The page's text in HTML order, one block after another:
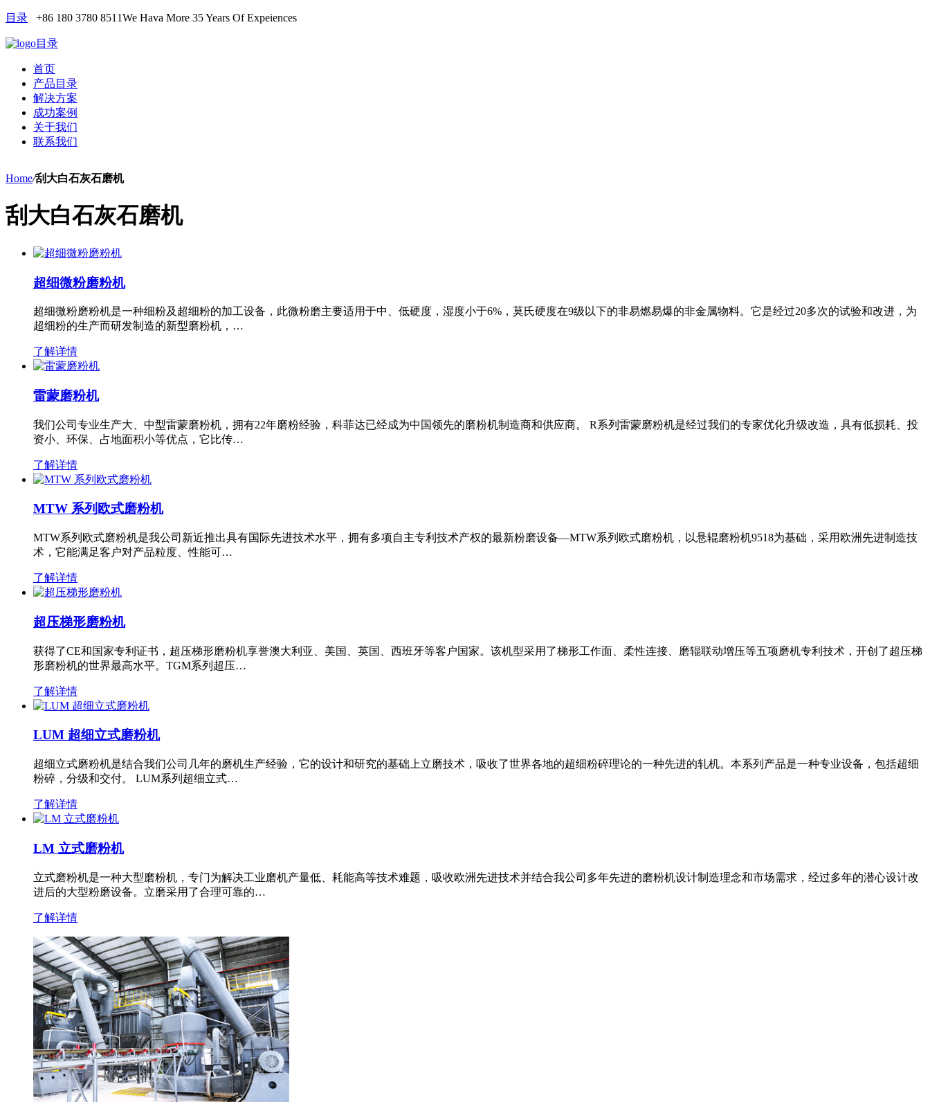
目录 +86 180 3780 8511We Hava More 35 Years Of Expeiences
目录
首页
产品目录
解决方案
成功案例
关于我们
联系我们
Home/刮大白石灰石磨机
刮大白石灰石磨机
超细微粉磨粉机
超细微粉磨粉机是一种细粉及超细粉的加工设备，此微粉磨主要适用于中、低硬度，湿度小于6%，莫氏硬度在9级以下的非易燃易爆的非金属物料。它是经过20多次的试验和改进，为
超细粉的生产而研发制造的新型磨粉机，…
了解详情
雷蒙磨粉机
我们公司专业生产大、中型雷蒙磨粉机，拥有22年磨粉经验，科菲达已经成为中国领先的磨粉机制造商和供应商。 R系列雷蒙磨粉机是经过我们的专家优化升级改造，具有低损耗、投
资小、环保、占地面积小等优点，它比传…
了解详情
MTW 系列欧式磨粉机
MTW系列欧式磨粉机是我公司新近推出具有国际先进技术水平，拥有多项自主专利技术产权的最新粉磨设备—MTW系列欧式磨粉机，以悬辊磨粉机9518为基础，采用欧洲先进制造技
术，它能满足客户对产品粒度、性能可…
了解详情
超压梯形磨粉机
获得了CE和国家专利证书，超压梯形磨粉机享誉澳大利亚、美国、英国、西班牙等客户国家。该机型采用了梯形工作面、柔性连接、磨辊联动增压等五项磨机专利技术，开创了超压梯
形磨粉机的世界最高水平。TGM系列超压…
了解详情
LUM 超细立式磨粉机
超细立式磨粉机是结合我们公司几年的磨机生产经验，它的设计和研究的基础上立磨技术，吸收了世界各地的超细粉碎理论的一种先进的轧机。本系列产品是一种专业设备，包括超细
粉碎，分级和交付。 LUM系列超细立式…
了解详情
LM 立式磨粉机
立式磨粉机是一种大型磨粉机，专门为解决工业磨机产量低、耗能高等技术难题，吸收欧洲先进技术并结合我公司多年先进的磨粉机设计制造理念和市场需求，经过多年的潜心设计改
进后的大型粉磨设备。立磨采用了合理可靠的…
了解详情